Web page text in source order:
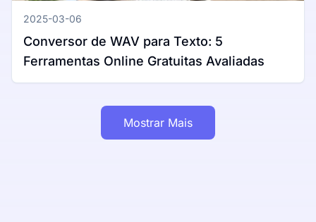
2025-03-06
Conversor de WAV para Texto: 5
Ferramentas Online Gratuitas Avaliadas
Mostrar Mais